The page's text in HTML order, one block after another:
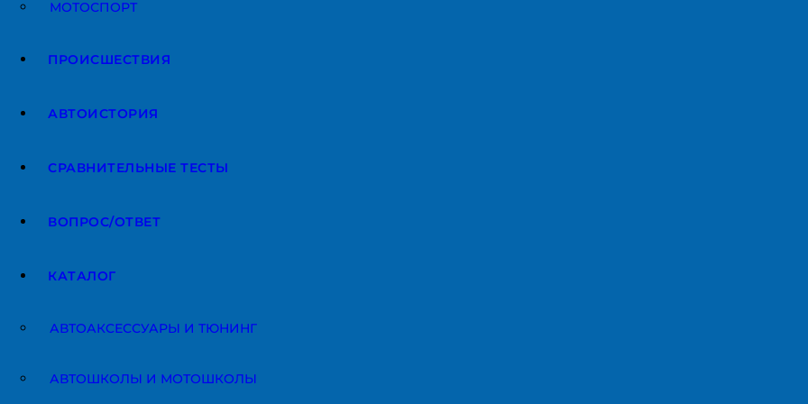
МОТОСПОРТ
ПРОИСШЕСТВИЯ
АВТОИСТОРИЯ
СРАВНИТЕЛЬНЫЕ ТЕСТЫ
ВОПРОС/ОТВЕТ
КАТАЛОГ
АВТОАКCЕССУАРЫ И ТЮНИНГ
АВТОШКОЛЫ И МОТОШКОЛЫ